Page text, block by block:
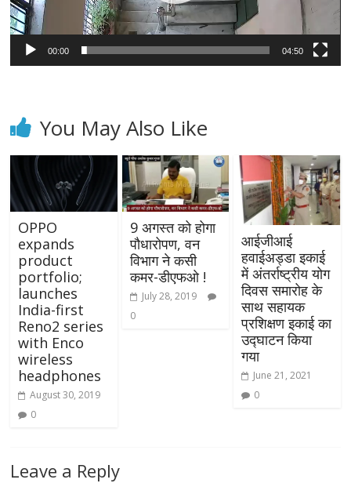
00:00 04:50
You May Also Like
OPPO
expands
product
portfolio;
launches
India-first
Reno2 series
with Enco
wireless
headphones
August 30, 2019
0
9 अगस्त को होगा
पौधारोपण, वन
विभाग ने कसी
कमर-डीएफओ !
July 28, 2019
0
आईजीआई
हवाईअड्डा इकाई
में अंतर्राष्ट्रीय योग
दिवस समारोह के
साथ सहायक
प्रशिक्षण इकाई का
उद्घाटन किया
गया
June 21, 2021
0
Leave a Reply